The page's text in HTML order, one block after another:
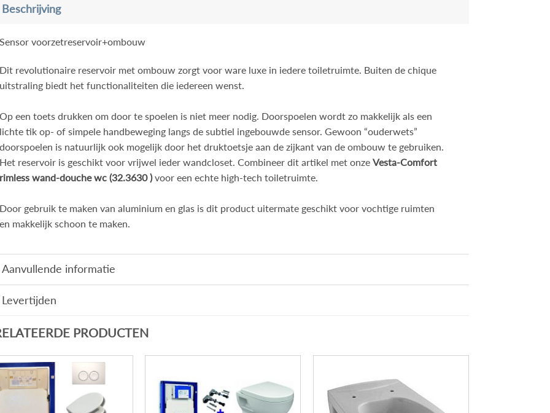
Beschrijving
Sensor voorzetreservoir+ombouw
Dit revolutionaire reservoir met ombouw zorgt voor ware luxe in iedere toiletruimte. Buiten de chique
uitstraling biedt het functionaliteiten die iedereen wenst.
Op een toets drukken om door te spoelen is niet meer nodig. Doorspoelen wordt zo makkelijk als een
lichte tik op- of simpele handbeweging langs de subtiel ingebouwde sensor. Gewoon “ouderwets”
doorspoelen is natuurlijk ook mogelijk door het druktoetsje aan de zijkant van de ombouw te gebruiken.
Het reservoir is geschikt voor vrijwel ieder wandcloset. Combineer dit artikel met onzeVesta-Comfort
rimless wand-douche wc (32.3630 )voor een echte high-tech toiletruimte.
Door gebruik te maken van aluminium en glas is dit product uitermate geschikt voor vochtige ruimten
en makkelijk schoon te maken.
Aanvullende informatie
Levertijden
PRODUCTEN